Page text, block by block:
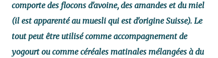
comporte des flocons d'avoine, des amandes et du miel
(il est apparenté au muesli qui est d'origine Suisse). Le
tout peut être utilisé comme accompagnement de
yogourt ou comme céréales matinales mélangées à du